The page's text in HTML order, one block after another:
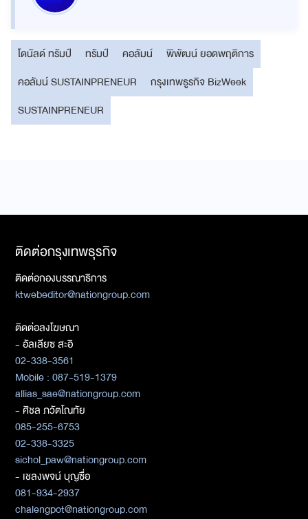
โดนัลด์ ทรัมป์ ทรัมป์ คอลัมน์
พิพัฒน์ ยอดพฤติการ
คอลัมน์ SUSTAINPRENEUR
กรุงเทพธูรกิจ BizWeek
SUSTAINPRENEUR
ติดต่อกรุงเทพธุรกิจ
ติดต่อกองบรรณาธิการ
ktwebeditor@nationgroup.com
ติดต่อลงโฆษณา
- อัลเลียซ สะอิ
02-338-3561
Mobile : 087-519-1379
allias_sae@nationgroup.com
- ศิชล ภวัตโณทัย
085-255-6753
02-338-3325
sichol_paw@nationgroup.com
- เชลงพจน์ บุญซื่อ
081-934-2937
chalengpot@nationgroup.com